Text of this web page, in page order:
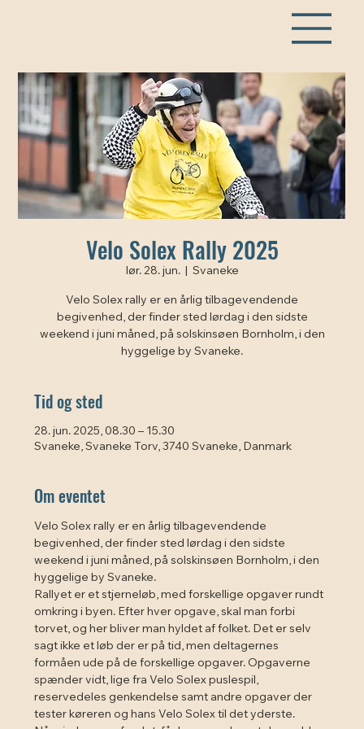
Velo Solex Rally 2025
lør. 28. jun.
  |
Svaneke
Velo Solex rally er en årlig tilbagevendende
begivenhed, der finder sted lørdag i den sidste
weekend i juni måned, på solskinsøen Bornholm, i den
hyggelige by Svaneke.
Tid og sted
28. jun. 2025, 08.30 – 15.30
Svaneke, Svaneke Torv, 3740 Svaneke, Danmark
Om eventet
Velo Solex rally er en årlig tilbagevendende
begivenhed, der finder sted lørdag i den sidste
weekend i juni måned, på solskinsøen Bornholm, i den
hyggelige by Svaneke.
Rallyet er et stjerneløb, med forskellige opgaver rundt
omkring i byen. Efter hver opgave, skal man forbi
torvet, og her bliver man hyldet af folket. Det er selv
sagt ikke et løb der er på tid, men deltagernes
formåen ude på de forskellige opgaver. Opgaverne
spænder vidt, lige fra Velo Solex puslespil,
reservedeles genkendelse samt andre opgaver der
tester køreren og hans Velo Solex til det yderste.